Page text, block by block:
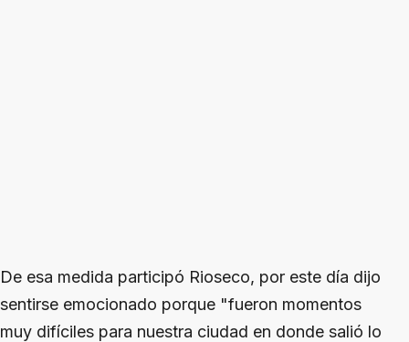
De esa medida participó Rioseco, por este día dijo
sentirse emocionado porque "fueron momentos
muy difíciles para nuestra ciudad en donde salió lo